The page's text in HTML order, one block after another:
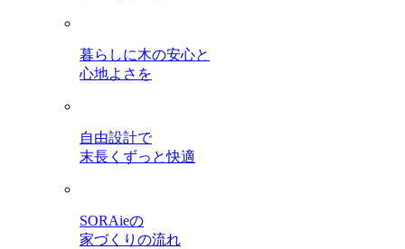
暮らしに木の安心と
心地よさを
自由設計で
末長くずっと快適
SORAieの
家づくりの流れ